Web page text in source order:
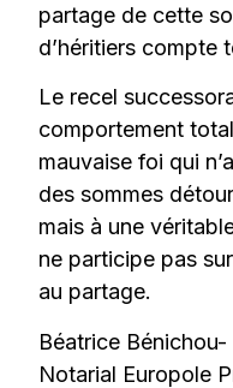
partage de cette
d’héritiers compte
Le recel
comportement
mauvaise foi qui
des sommes
mais à une
ne participe pas
au partage.
Béatrice
Notarial Europole